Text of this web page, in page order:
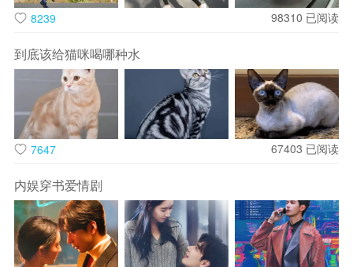
型挺秀，在西湖景观整体视域空间中，与雷峰塔形成著名的“保
全国重点文物保护单位，是世界文化遗产——杭州西湖文化景
观佛教文化代表性史迹之一。
雷峰塔
雷峰塔位于杭州市西湖风景名胜区南岸夕照山的雷峰上。旧塔
和白蛇的传说，增加了人们对这座塔的喜爱。
白塔
白塔位于钱塘江畔白塔岭上，用纯白石材筑成，故名“白塔”。
8239 98310 已阅读
到底该给猫咪喝哪种水
7647 67403 已阅读
内娱穿书爱情剧